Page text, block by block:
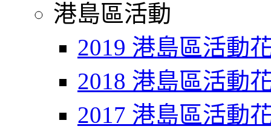
港島區活動
2019 港島區活動
2018 港島區活動
2017 港島區活動